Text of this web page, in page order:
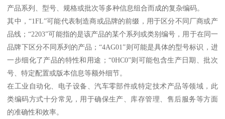
产品系列、型号、规格或批次等多种信息组合而成的复杂编码。
其中，“1FL”可能代表制造商或品牌的前缀，用于区分不同厂商或产
品线；“2203”可能指的是该产品的某个系列或类别编号，用于在同一
品牌下区分不同系列的产品；“4AG01”则可能是具体的型号标识，进
一步细化了产品的特性和用途；“0HC0”则可能包含生产日期、批次
号、特定配置或版本信息等额外细节。
在工业自动化、电子设备、汽车零部件或特定技术产品等领域，此
类编码方式十分常见，用于确保生产、库存管理、售后服务等方面
的准确性和效率。